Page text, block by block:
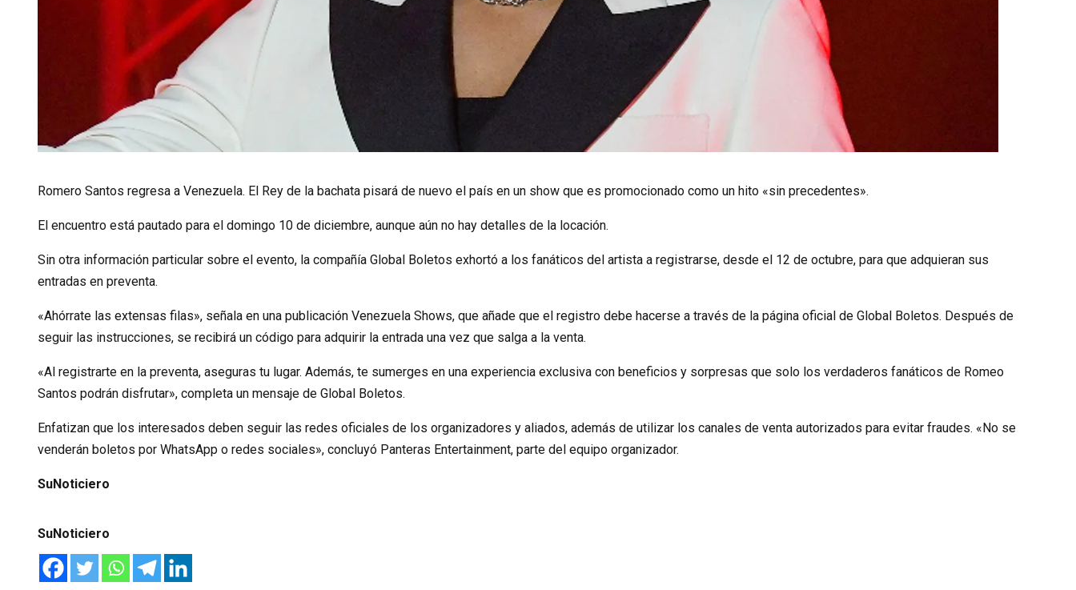
Romero Santos regresa a Venezuela. El Rey de la bachata pisará de nuevo el país en un show que es promocionado como un hito «sin precedentes».
El encuentro está pautado para el domingo 10 de diciembre, aunque aún no hay detalles de la locación.
Sin otra información particular sobre el evento, la compañía Global Boletos exhortó a los fanáticos del artista a registrarse, desde el 12 de octubre, para que adquieran sus
entradas en preventa.
«Ahórrate las extensas filas», señala en una publicación Venezuela Shows, que añade que el registro debe hacerse a través de la página oficial de Global Boletos. Después de
seguir las instrucciones, se recibirá un código para adquirir la entrada una vez que salga a la venta.
«Al registrarte en la preventa, aseguras tu lugar. Además, te sumerges en una experiencia exclusiva con beneficios y sorpresas que solo los verdaderos fanáticos de Romeo
Santos podrán disfrutar», completa un mensaje de Global Boletos.
Enfatizan que los interesados deben seguir las redes oficiales de los organizadores y aliados, además de utilizar los canales de venta autorizados para evitar fraudes. «No se
venderán boletos por WhatsApp o redes sociales», concluyó Panteras Entertainment, parte del equipo organizador.
SuNoticiero
SuNoticiero